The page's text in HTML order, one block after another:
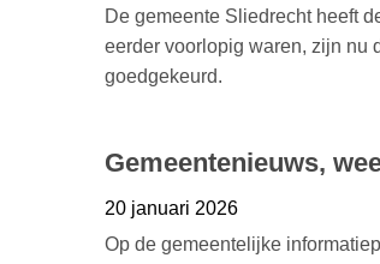
De gemeente Sliedrecht heeft
eerder voorlopig waren, zijn nu
goedgekeurd.
Gemeentenieuws,
20 januari 2026
Op de gemeentelijke